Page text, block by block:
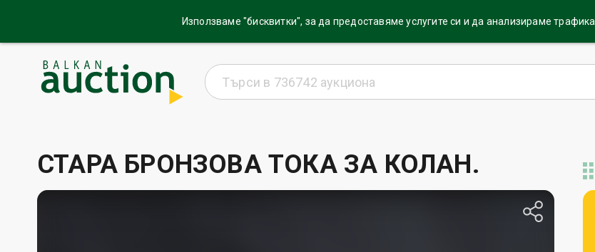
Използваме "бисквитки", за да предоставяме услугите си и да анализираме трафика
СТАРА БРОНЗОВА ТОКА ЗА КОЛАН.